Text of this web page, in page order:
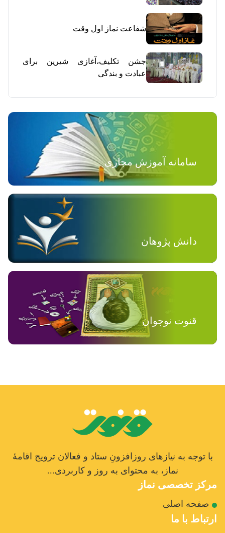
شفاعت نماز اول وقت
جشن تکلیف،آغازی شیرین برای
عبادت و بندگی
سامانه آموزش مجازی
دانش پژوهان
قنوت نوجوان
با توجه به نیازهای روزافزونِ ستاد و فعالان ترویج اقامۀ
نماز، به محتوای به روز و کاربردی...
مرکز تخصصی نماز
صفحه اصلی
ارتباط با ما